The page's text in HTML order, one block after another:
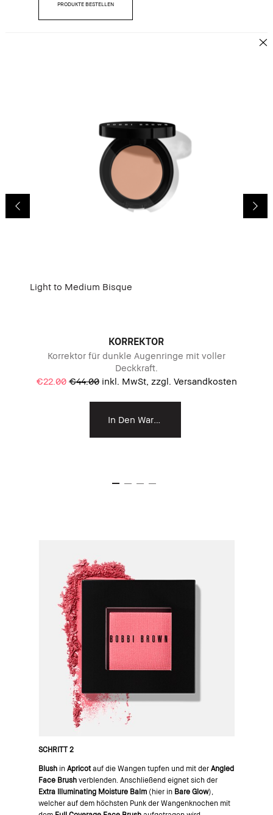
PRODUKTE BESTELLEN
Light to Medium Bisque
KORREKTOR
Korrektor für dunkle Augenringe mit voller
Deckkraft.
€22.00 €44.00 inkl. MwSt, zzgl. Versandkosten
In Den Warenkorb
SCHRITT 2
Blush in Apricotauf die Wangen tupfen und mit der Angled
Face Brushverblenden. Anschließend eignet sich der
Extra Illuminating Moisture Balm(hier in Bare Glow),
welcher auf dem höchsten Punk der Wangenknochen mit